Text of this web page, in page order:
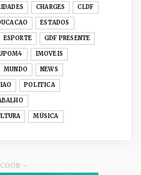
gastronômicas à 33ª
com recei...
15, 2026
DIGITAL
Pasquim ganha novas
digitais e...
14, 2026
12, 2026
CHARGES CLDF
ESTADOS
ESPORTE GDF PRESENTE
IMOVEIS
MUNDO NEWS
POLITICA
MÚSICA
-